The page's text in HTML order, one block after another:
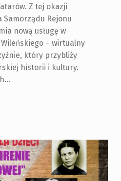
Z tej okazji
Samorządu Rejonu
nową usługę w
– wirtualny
który przybliży
historii i kultury.